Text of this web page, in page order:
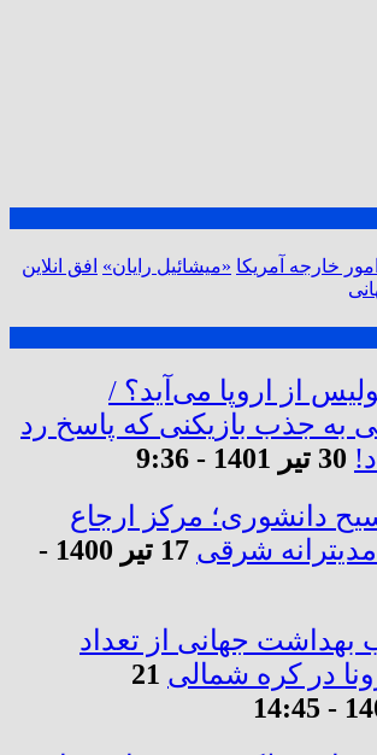
خارجه آمریکا «میشائیل رایان» افق انلاین
از اروپا می‌آید؟ /
به جذب بازیکنی که پاسخ رد
30 تیر 1401 - 9:36
دانشوری؛ مرکز ارجاع
شرقی
17 تیر 1400 -
جهانی از تعداد
در کره شمالی 21